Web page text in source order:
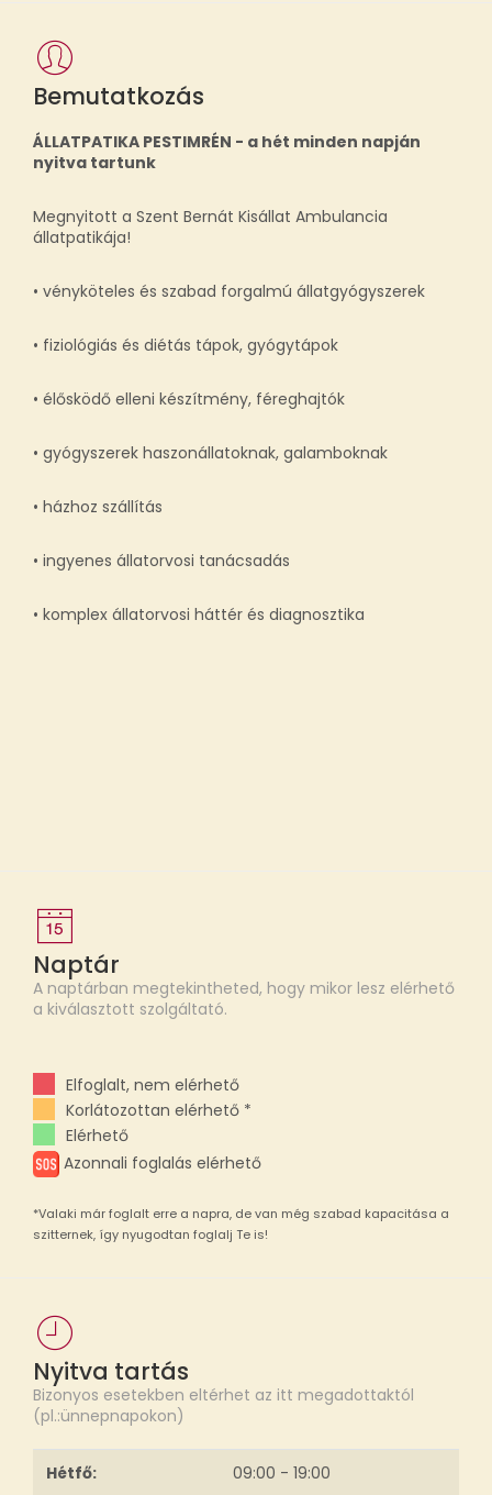
Bemutatkozás
ÁLLATPATIKA PESTIMRÉN - a hét minden napján
nyitva tartunk
Megnyitott a Szent Bernát Kisállat Ambulancia
állatpatikája!
• vényköteles és szabad forgalmú állatgyógyszerek
• fiziológiás és diétás tápok, gyógytápok
• élősködő elleni készítmény, féreghajtók
• gyógyszerek haszonállatoknak, galamboknak
• házhoz szállítás
• ingyenes állatorvosi tanácsadás
• komplex állatorvosi háttér és diagnosztika
Naptár
A naptárban megtekintheted, hogy mikor lesz elérhető
a kiválasztott szolgáltató.
Elfoglalt, nem elérhető
Korlátozottan elérhető *
Elérhető
Azonnali foglalás elérhető
*Valaki már foglalt erre a napra, de van még szabad kapacitása a
szitternek, így nyugodtan foglalj Te is!
Nyitva tartás
Bizonyos esetekben eltérhet az itt megadottaktól
(pl.:ünnepnapokon)
Hétfő: 09:00 - 19:00